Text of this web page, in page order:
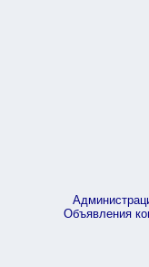
Объявления